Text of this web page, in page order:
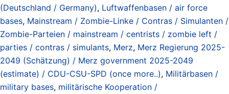
(Deutschland / Germany), Luftwaffenbasen / air force
bases, Mainstream / Zombie-Linke / Contras / Simulanten /
Zombie-Parteien / mainstream / centrists / zombie left /
parties / contras / simulants, Merz, Merz Regierung 2025-
2049 (Schätzung) / Merz government 2025-2049
(estimate) / CDU-CSU-SPD (once more..), Militärbasen /
military bases, militärische Kooperation /